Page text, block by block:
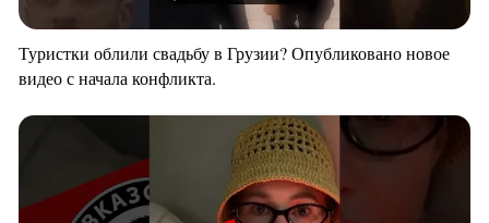
Туристки облили свадьбу в Грузии? Опубликовано новое
видео с начала конфликта.